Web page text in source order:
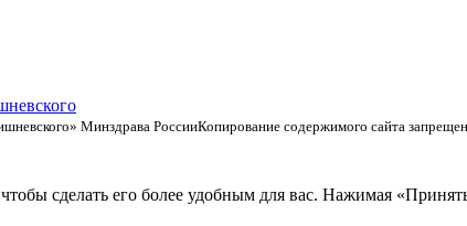
Минздрава РоссииКопирование содержимого сайта
сделать его более удобным для вас. Нажимая